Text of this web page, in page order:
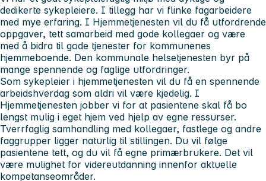
dedikerte sykepleiere. I tillegg har vi flinke fagarbeidere
med mye erfaring. I Hjemmetjenesten vil du få utfordrende
oppgaver, tett samarbeid med gode kollegaer og være
med å bidra til gode tjenester for kommunenes
hjemmeboende. Den kommunale helsetjenesten byr på
mange spennende og faglige utfordringer.
Som sykepleier i hjemmetjenesten vil du få en spennende
arbeidshverdag som aldri vil være kjedelig. I
Hjemmetjenesten jobber vi for at pasientene skal få bo
lengst mulig i eget hjem ved hjelp av egne ressurser.
Tverrfaglig samhandling med kollegaer, fastlege og andre
faggrupper ligger naturlig til stillingen. Du vil følge
pasientene tett, og du vil få egne primærbrukere. Det vil
være mulighet for videreutdanning innenfor aktuelle
kompetanseområder.